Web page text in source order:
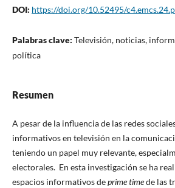
DOI: https://doi.org/10.52495/
Palabras clave: Televisión, noticias,
política
Resumen
A pesar de la influencia de las redes
informativos en televisión en la
teniendo un papel muy relevante,
electorales. En esta investigación se ha
espacios informativos deprime timede las